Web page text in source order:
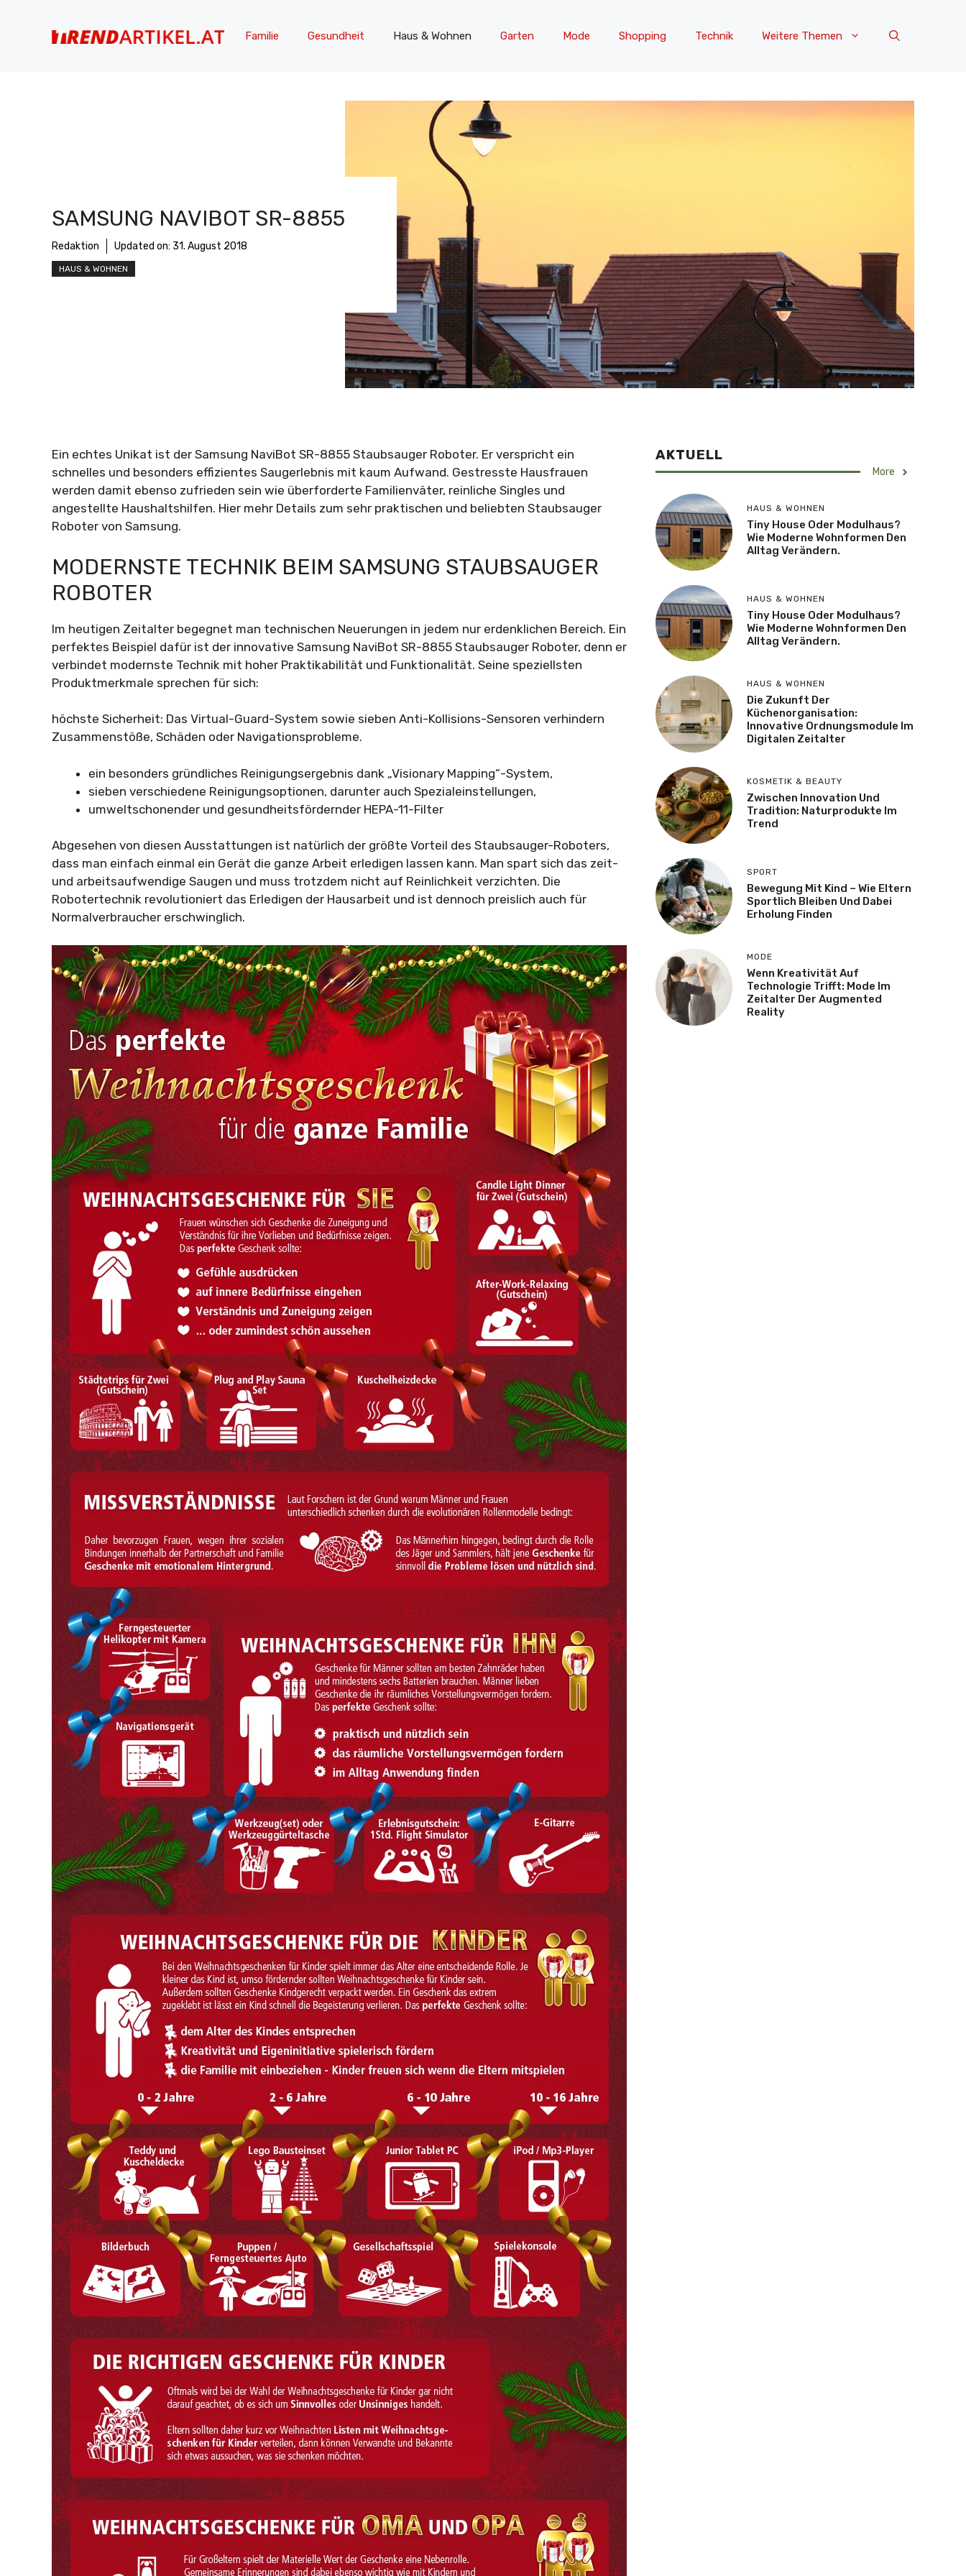
Familie Gesundheit Haus & Wohnen Garten Mode Shopping Technik Weitere Themen
SAMSUNG NAVIBOT SR-8855
Redaktion Updated on: 31. August 2018
HAUS & WOHNEN
Ein echtes Unikat ist der Samsung NaviBot SR-8855 Staubsauger Roboter. Er verspricht ein
schnelles und besonders effizientes Saugerlebnis mit kaum Aufwand. Gestresste Hausfrauen
werden damit ebenso zufrieden sein wie überforderte Familienväter, reinliche Singles und
angestellte Haushaltshilfen. Hier mehr Details zum sehr praktischen und beliebten Staubsauger
Roboter von Samsung.
MODERNSTE TECHNIK BEIM SAMSUNG STAUBSAUGER
ROBOTER
Im heutigen Zeitalter begegnet man technischen Neuerungen in jedem nur erdenklichen Bereich. Ein
perfektes Beispiel dafür ist der innovative Samsung NaviBot SR-8855 Staubsauger Roboter, denn er
verbindet modernste Technik mit hoher Praktikabilität und Funktionalität. Seine speziellsten
Produktmerkmale sprechen für sich:
höchste Sicherheit: Das Virtual-Guard-System sowie sieben Anti-Kollisions-Sensoren verhindern
Zusammenstöße, Schäden oder Navigationsprobleme.
ein besonders gründliches Reinigungsergebnis dank „Visionary Mapping“-System,
sieben verschiedene Reinigungsoptionen, darunter auch Spezialeinstellungen,
umweltschonender und gesundheitsfördernder HEPA-11-Filter
Abgesehen von diesen Ausstattungen ist natürlich der größte Vorteil des Staubsauger-Roboters,
dass man einfach einmal ein Gerät die ganze Arbeit erledigen lassen kann. Man spart sich das zeit-
und arbeitsaufwendige Saugen und muss trotzdem nicht auf Reinlichkeit verzichten. Die
Robotertechnik revolutioniert das Erledigen der Hausarbeit und ist dennoch preislich auch für
Normalverbraucher erschwinglich.
AKTUELL
More
HAUS & WOHNEN
Tiny House Oder Modulhaus?
Wie Moderne Wohnformen Den
Alltag Verändern.
HAUS & WOHNEN
Tiny House Oder Modulhaus?
Wie Moderne Wohnformen Den
Alltag Verändern.
HAUS & WOHNEN
Die Zukunft Der
Küchenorganisation:
Innovative Ordnungsmodule Im
Digitalen Zeitalter
KOSMETIK & BEAUTY
Zwischen Innovation Und
Tradition: Naturprodukte Im
Trend
SPORT
Bewegung Mit Kind – Wie Eltern
Sportlich Bleiben Und Dabei
Erholung Finden
MODE
Wenn Kreativität Auf
Technologie Trifft: Mode Im
Zeitalter Der Augmented
Reality